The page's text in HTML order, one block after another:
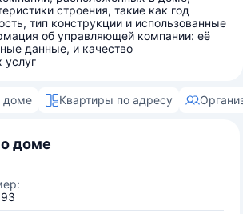
строения, такие как год
тип конструкции и использованные
об управляющей компании: её
данные, и качество
услуг
доме Квартиры по адресу
доме